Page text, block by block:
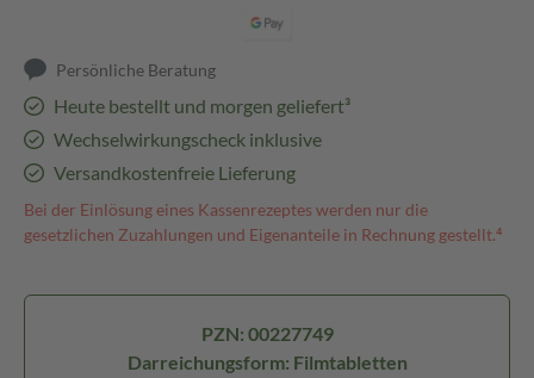
Persönliche Beratung
Heute bestellt und morgen geliefert³
Wechselwirkungscheck inklusive
Versandkostenfreie Lieferung
Bei der Einlösung eines Kassenrezeptes werden nur die
gesetzlichen Zuzahlungen und Eigenanteile in Rechnung gestellt.⁴
PZN: 00227749
Darreichungsform: Filmtabletten